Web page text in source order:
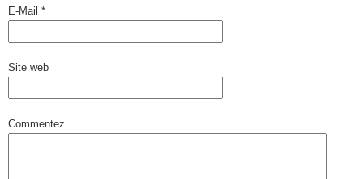
E-Mail *
Site web
Commentez